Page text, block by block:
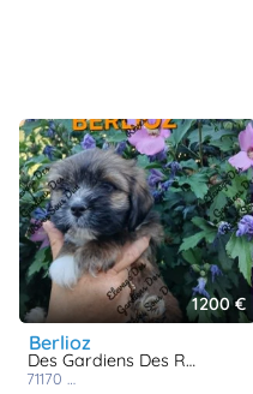
1200 €
berlioz
Des Gardiens Des Reves Sous Dun
71170